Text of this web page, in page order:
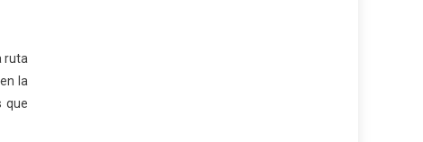
ruta
la
que